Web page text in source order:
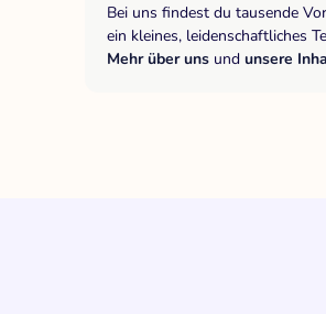
Bei uns findest du tausende
ein kleines, leidenschaftliches
Mehr über uns und unsere